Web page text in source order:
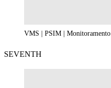
VMS | PSIM | Monitoramento
SEVENTH